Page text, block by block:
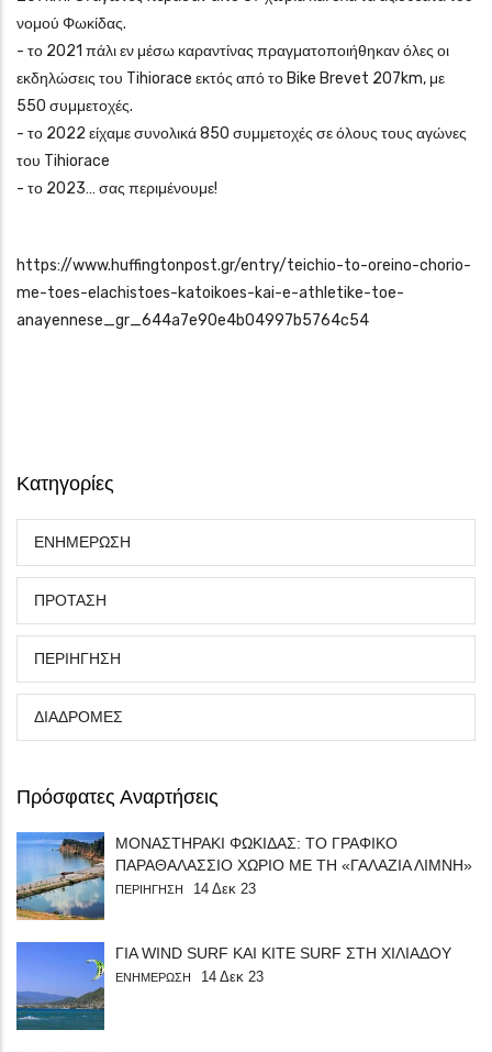
νομού Φωκίδας.
- το 2021 πάλι εν μέσω καραντίνας πραγματοποιήθηκαν όλες οι
εκδηλώσεις του Tihiorace εκτός από το Bike Brevet 207km, με
550 συμμετοχές.
- το 2022 είχαμε συνολικά 850 συμμετοχές σε όλους τους αγώνες
του Tihiorace
- το 2023… σας περιμένουμε!
https://www.huffingtonpost.gr/entry/teichio-to-oreino-chorio-
me-toes-elachistoes-katoikoes-kai-e-athletike-toe-
anayennese_gr_644a7e90e4b04997b5764c54
Κατηγορίες
ΕΝΗΜΕΡΩΣΗ
ΠΡΟΤΑΣΗ
ΠΕΡΙΗΓΗΣΗ
ΔΙΑΔΡΟΜΕΣ
Πρόσφατες Αναρτήσεις
ΜΟΝΑΣΤΗΡΑΚΙ ΦΩΚΙΔΑΣ: ΤΟ ΓΡΑΦΙΚΟ
ΠΑΡΑΘΑΛΑΣΣΙΟ ΧΩΡΙΟ ΜΕ ΤΗ «ΓΑΛΑΖΙΑ ΛΙΜΝΗ»
ΠΕΡΙΗΓΗΣΗ 14 Δεκ 23
ΓΙΑ WIND SURF ΚΑΙ KITE SURF ΣΤΗ ΧΙΛΙΑΔΟΥ
ΕΝΗΜΕΡΩΣΗ 14 Δεκ 23